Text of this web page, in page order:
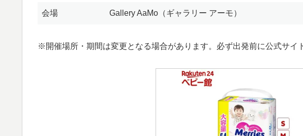
会場 Gallery AaMo（ギャラリー アーモ）
※開催場所・期間は変更となる場合があります。必ず出発前に公式サイ